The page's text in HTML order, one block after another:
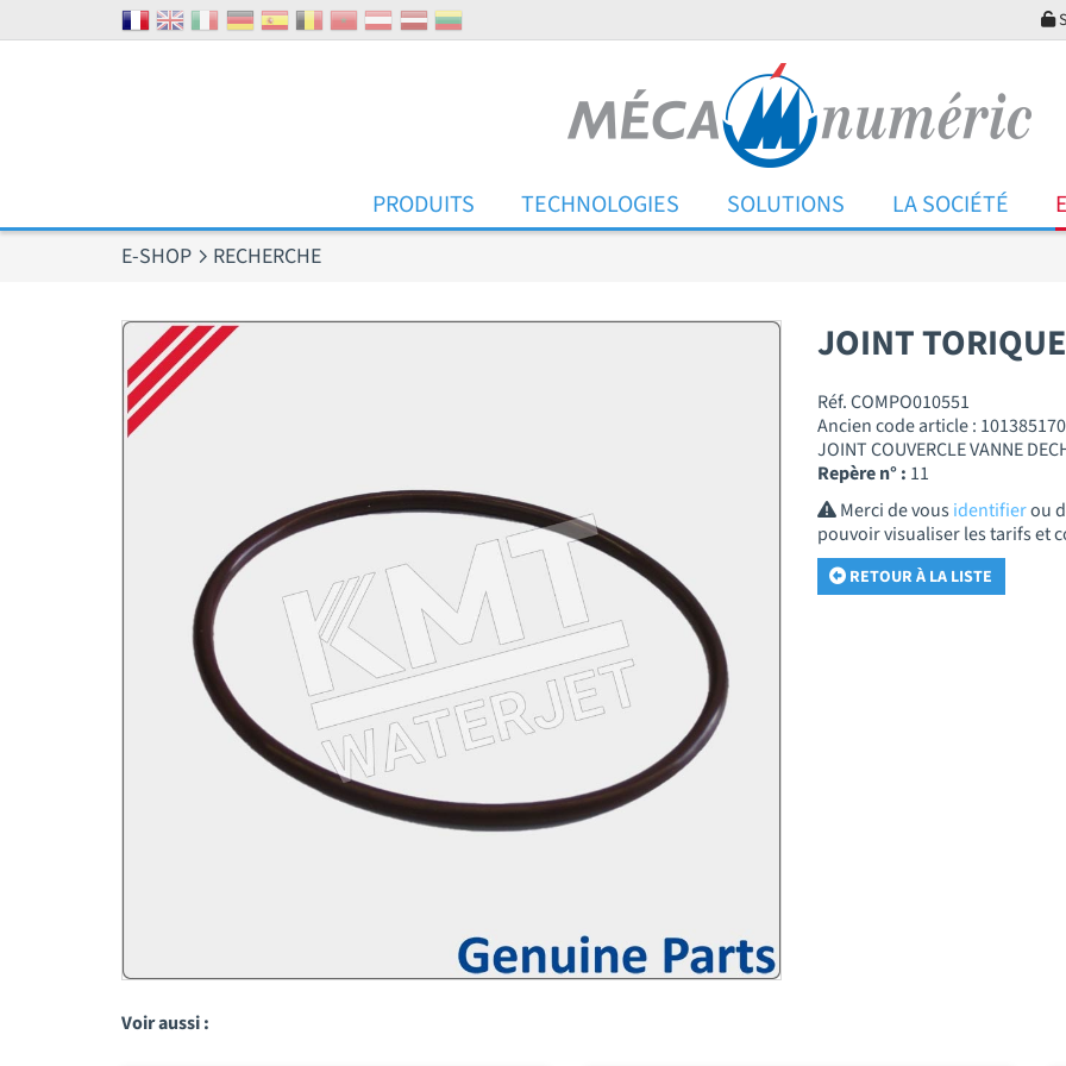
PRODUITS TECHNOLOGIES SOLUTIONS LA SOCIÉTÉ
E-SHOP RECHERCHE
JOINT
Réf. COMPO010551
Ancien code article : 101385170
JOINT COUVERCLE VANNE
Repère n° : 11
Merci de vousidentifierou
pouvoir visualiser les tarifs et
RETOUR À LA LISTE
Voir aussi :
Panneau de gestion des cookies